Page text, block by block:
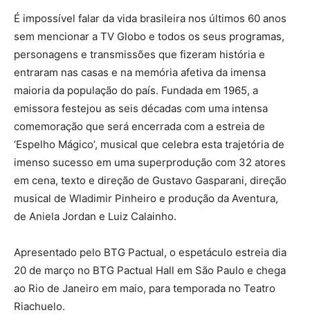
É impossível falar da vida brasileira nos últimos 60 anos
sem mencionar a TV Globo e todos os seus programas,
personagens e transmissões que fizeram história e
entraram nas casas e na memória afetiva da imensa
maioria da população do país. Fundada em 1965, a
emissora festejou as seis décadas com uma intensa
comemoração que será encerrada com a estreia de
‘Espelho Mágico’, musical que celebra esta trajetória de
imenso sucesso em uma superprodução com 32 atores
em cena, texto e direção de Gustavo Gasparani, direção
musical de Wladimir Pinheiro e produção da Aventura,
de Aniela Jordan e Luiz Calainho.
Apresentado pelo BTG Pactual, o espetáculo estreia dia
20 de março no BTG Pactual Hall em São Paulo e chega
ao Rio de Janeiro em maio, para temporada no Teatro
Riachuelo.